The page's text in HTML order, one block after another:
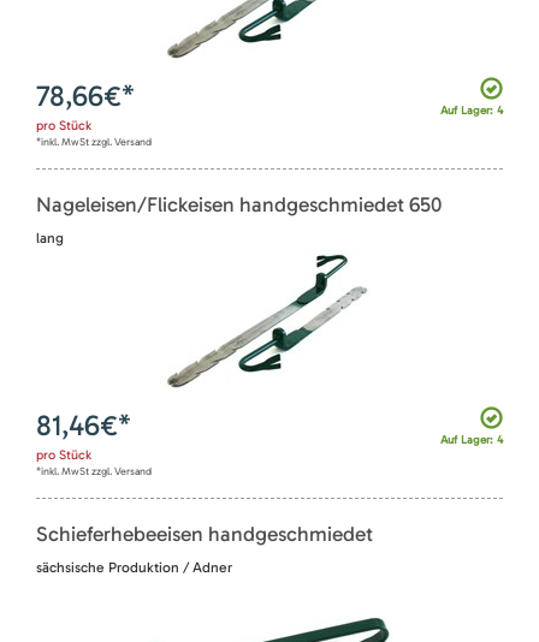
Auf Lager: 4
78,66€*
pro Stück
*inkl. MwSt zzgl. Versand
Nageleisen/Flickeisen handgeschmiedet 650
lang
Auf Lager: 4
81,46€*
pro Stück
*inkl. MwSt zzgl. Versand
Schieferhebeeisen handgeschmiedet
sächsische Produktion / Adner